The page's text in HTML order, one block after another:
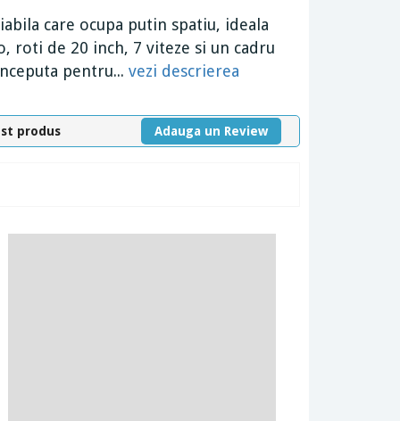
care ocupa putin spatiu, ideala
roti de 20 inch, 7 viteze si un cadru
pentru...vezi descrierea
produs Adauga un Review